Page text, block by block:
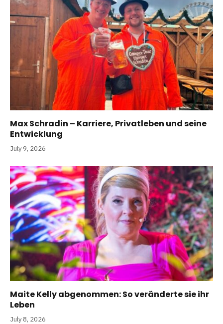
Max Schradin – Karriere, Privatleben und seine
Entwicklung
July 9, 2026
Maite Kelly abgenommen: So veränderte sie ihr
Leben
July 8, 2026